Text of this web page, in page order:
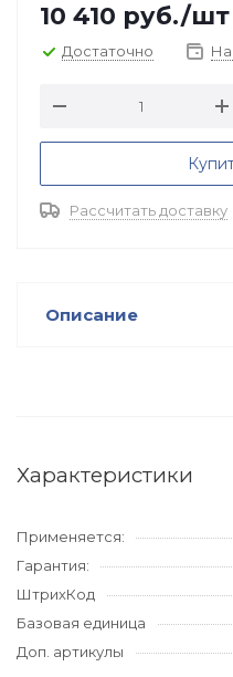
10 410 руб./шт
Достаточно
Рассчитать доставку
Описание
Характеристики
Применяется:
Гарантия:
ШтрихКод
Базовая единица
Доп. артикулы